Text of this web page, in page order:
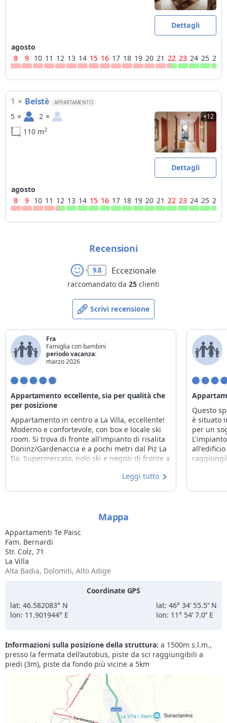
pagamento
servizio pane e latte = recapito al mattino di prodotti per la
colazione
Dettagli
agosto
8
9 10 11 12 13 14 15 16 17 18 19 20 21 22 23 24 25 26
1 × Belstè APPARTAMENTO
5 × 2 ×
110 m2
+12
Dettagli
agosto
8
9 10 11 12 13 14 15 16 17 18 19 20 21 22 23 24 25 26
Recensioni
9.8 Eccezionale
raccomandato da 25 clienti
Scrivi recensione
Fra
Famiglia con bambini
periodo vacanza:
marzo 2026
Appartamento eccellente, sia per qualità che
per posizione
Appartamento in centro a La Villa, eccellente!
Moderno e confortevole, con box e locale ski
room. Si trova di fronte all'impianto di risalita
Doninz/Gardenaccia e a pochi metri dal Piz La
Ila. Supermercato, nolo ski e negozi di fronte a
gentilissima e super accogliente. È stato
Leggi tutto
Questo
è situato
per un
Mappa
Appartamenti Te Paisc
Fam. Bernardi
Str. Colz, 71
La Villa
Alta Badia, Dolomiti, Alto Adige
Coordinate GPS
lat: 46.582083° N
lon: 11.901944° E
lat: 46° 34’ 55.5’’ N
lon: 11° 54’ 7.0’’ E
Informazioni sulla posizione della struttura: a 1500m s.l.m.,
presso la fermata dell’autobus, piste da sci raggiungibili a
piedi (3m), piste da fondo più vicine a 5km